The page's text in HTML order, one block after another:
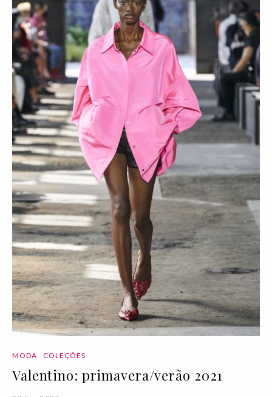
MODA COLEÇÕES
Valentino: primavera/verão 2021